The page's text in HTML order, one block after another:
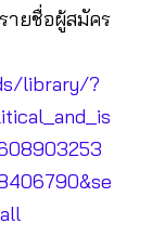
ายชื่อผู้สมัคร
library/?